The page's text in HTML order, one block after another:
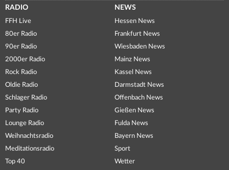
RADIO
FFH Live
80er Radio
90er Radio
2000er Radio
Rock Radio
Oldie Radio
Schlager Radio
Party Radio
Lounge Radio
Weihnachtsradio
Meditationsradio
Top 40
NEWS
Hessen News
Frankfurt News
Wiesbaden News
Mainz News
Kassel News
Darmstadt News
Offenbach News
Gießen News
Fulda News
Bayern News
Sport
Wetter